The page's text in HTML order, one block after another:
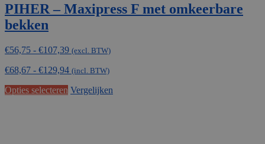
PIHER – Maxipress F met omkeerbare
bekken
€56,75 - €107,39Prijsklasse:
tot
(excl. BTW)
€68,67 - €129,94 (incl. BTW)
Opties selecteren Dit
Vergelijken